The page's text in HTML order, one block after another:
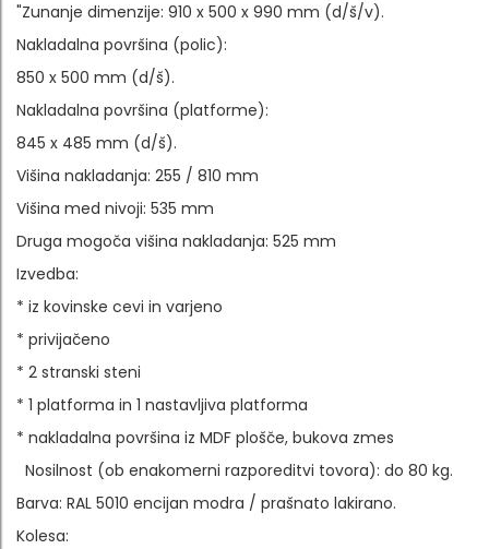
"Zunanje dimenzije: 910 x 500 x 990 mm (d/š/v).
Nakladalna površina (polic):
850 x 500 mm (d/š).
Nakladalna površina (platforme):
845 x 485 mm (d/š).
Višina nakladanja: 255 / 810 mm
Višina med nivoji: 535 mm
Druga mogoča višina nakladanja: 525 mm
Izvedba:
* iz kovinske cevi in varjeno
* privijačeno
* 2 stranski steni
* 1 platforma in 1 nastavljiva platforma
* nakladalna površina iz MDF plošče, bukova zmes
Nosilnost (ob enakomerni razporeditvi tovora): do 80 kg.
Barva: RAL 5010 encijan modra / prašnato lakirano.
Kolesa: